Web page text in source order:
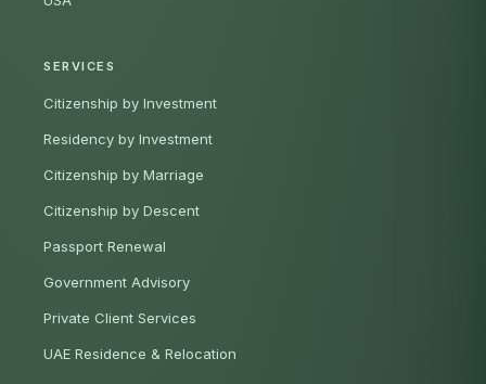
SERVICES
Citizenship by Investment
Residency by Investment
Citizenship by Marriage
Citizenship by Descent
Passport Renewal
Government Advisory
Private Client Services
UAE Residence & Relocation